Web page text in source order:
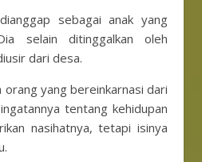
sebagai anak yang
selain ditinggalkan oleh
dari desa.
orang yang bereinkarnasi dari
tentang kehidupan
nasihatnya, tetapi isinya